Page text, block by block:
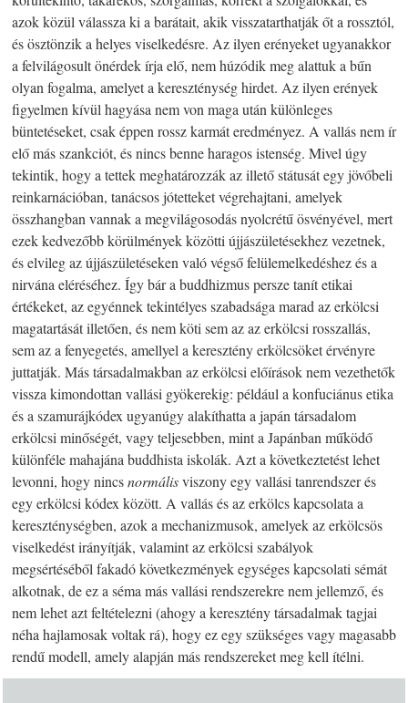
azok közül válassza ki a barátait, akik visszatarthatják őt a rossztól,
és ösztönzik a helyes viselkedésre. Az ilyen erényeket ugyanakkor
a felvilágosult önérdek írja elő, nem húzódik meg alattuk a bűn
olyan fogalma, amelyet a kereszténység hirdet. Az ilyen erények
figyelmen kívül hagyása nem von maga után különleges
büntetéseket, csak éppen rossz karmát eredményez. A vallás nem ír
elő más szankciót, és nincs benne haragos istenség. Mivel úgy
tekintik, hogy a tettek meghatározzák az illető státusát egy jövőbeli
reinkarnációban, tanácsos jótetteket végrehajtani, amelyek
összhangban vannak a megvilágosodás nyolcrétű ösvényével, mert
ezek kedvezőbb körülmények közötti újjászületésekhez vezetnek,
és elvileg az újjászületéseken való végső felülemelkedéshez és a
nirvána eléréséhez. Így bár a buddhizmus persze tanít etikai
értékeket, az egyénnek tekintélyes szabadsága marad az erkölcsi
magatartását illetően, és nem köti sem az az erkölcsi rosszallás,
sem az a fenyegetés, amellyel a keresztény erkölcsöket érvényre
juttatják. Más társadalmakban az erkölcsi előírások nem vezethetők
vissza kimondottan vallási gyökerekig: például a konfuciánus etika
és a szamurájkódex ugyanúgy alakíthatta a japán társadalom
erkölcsi minőségét, vagy teljesebben, mint a Japánban működő
különféle mahajána buddhista iskolák. Azt a következtetést lehet
levonni, hogy nincsnormálisviszony egy vallási tanrendszer és
egy erkölcsi kódex között. A vallás és az erkölcs kapcsolata a
kereszténységben, azok a mechanizmusok, amelyek az erkölcsös
viselkedést irányítják, valamint az erkölcsi szabályok
megsértéséből fakadó következmények egységes kapcsolati sémát
alkotnak, de ez a séma más vallási rendszerekre nem jellemző, és
nem lehet azt feltételezni (ahogy a keresztény társadalmak tagjai
néha hajlamosak voltak rá), hogy ez egy szükséges vagy magasabb
rendű modell, amely alapján más rendszereket meg kell ítélni.